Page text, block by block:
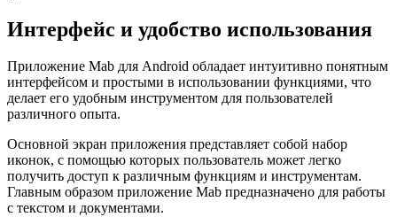
Интерфейс и удобство использования
Приложение Mab для Android обладает интуитивно понятным
интерфейсом и простыми в использовании функциями, что
делает его удобным инструментом для пользователей
различного опыта.
Основной экран приложения представляет собой набор
иконок, с помощью которых пользователь может легко
получить доступ к различным функциям и инструментам.
Главным образом приложение Mab предназначено для работы
с текстом и документами.